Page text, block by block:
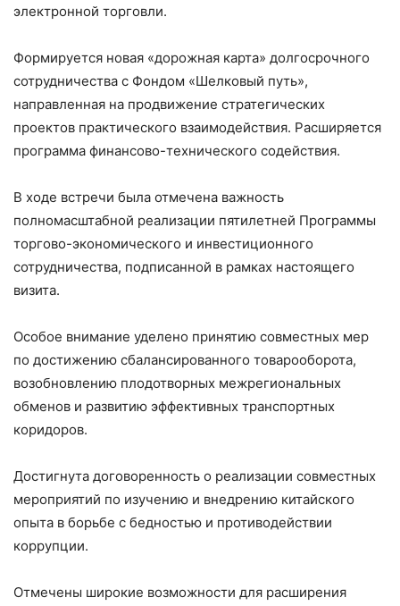
электронной торговли.
Формируется новая «дорожная карта» долгосрочного
сотрудничества с Фондом «Шелковый путь»,
направленная на продвижение стратегических
проектов практического взаимодействия. Расширяется
программа финансово-технического содействия.
В ходе встречи была отмечена важность
полномасштабной реализации пятилетней Программы
торгово-экономического и инвестиционного
сотрудничества, подписанной в рамках настоящего
визита.
Особое внимание уделено принятию совместных мер
по достижению сбалансированного товарооборота,
возобновлению плодотворных межрегиональных
обменов и развитию эффективных транспортных
коридоров.
Достигнута договоренность о реализации совместных
мероприятий по изучению и внедрению китайского
опыта в борьбе с бедностью и противодействии
коррупции.
Отмечены широкие возможности для расширения